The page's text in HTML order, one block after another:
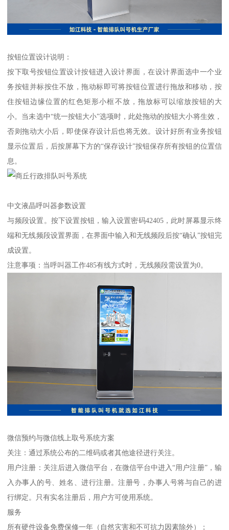
按钮位置设计说明：
按下取号按钮位置设计按钮进入设计界面，在设计界面选中一个业
务按钮并标按住不放，拖动标即可将按钮位置进行拖放和移动，按
住按钮边缘位置的红色矩形小框不放，拖放标可以缩放按钮的大
小。当未选中“统一按钮大小”选项时，此处拖动的按钮大小将生效，
否则拖动大小后，即使保存设计后也将无效。设计好所有业务按钮
显示位置后，后按屏幕下方的“保存设计”按钮保存所有按钮的位置信
息。
中文液晶呼叫器参数设置
与频段设置。按下设置按钮，输入设置密码42405，此时屏幕显示终
端和无线频段设置界面，在界面中输入和无线频段后按“确认”按钮完
成设置。
注意事项：当呼叫器工作485有线方式时，无线频段需设置为0。
微信预约与微信线上取号系统方案
关注：通过系统公布的二维码或者其他途径进行关注。
用户注册：关注后进入微信平台，在微信平台中进入“用户注册”，输
入办事人的号、姓名、进行注册。注册号，办事人号将与自己的进
行绑定。只有实名注册后，用户方可使用系统。
服务
所有硬件设备免费保修一年（自然灾害和不可抗力因素除外）；